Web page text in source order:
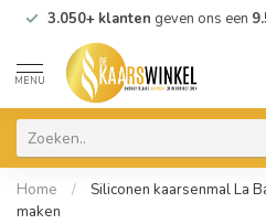
3.050+ klanten geven ons een
MENU
Home /
Siliconen kaarsenmal La
maken